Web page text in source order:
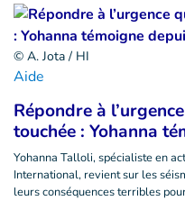
© A. Jota / HI
Aide
Répondre à
touchée : Yohanna
Yohanna Talloli, spécialiste en
International, revient sur les
leurs conséquences terribles